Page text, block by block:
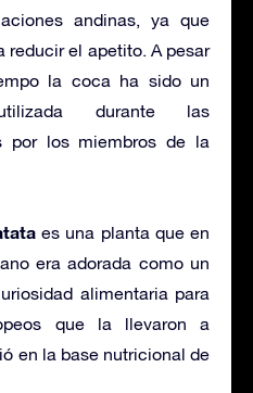
andinas, ya que
reducir el apetito. A pesar
la coca ha sido un
durante las
por los miembros de la
es una planta que en
era adorada como un
alimentaria para
que la llevaron a
en la base nutricional de